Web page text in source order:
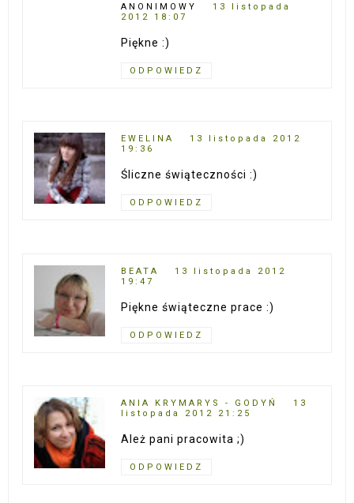
ANONIMOWY
13 listopada
2012 18:07
Piękne :)
ODPOWIEDZ
EWELINA
13 listopada 2012
19:36
Śliczne świąteczności :)
ODPOWIEDZ
BEATA
13 listopada 2012
19:47
Piękne świąteczne prace :)
ODPOWIEDZ
ANIA KRYMARYS - GODYŃ
13
listopada 2012 21:25
Ależ pani pracowita ;)
ODPOWIEDZ